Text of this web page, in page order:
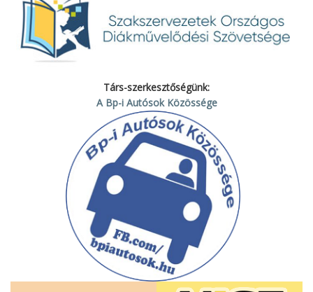
Társ-szerkesztőségünk:
A Bp-i Autósok Közössége